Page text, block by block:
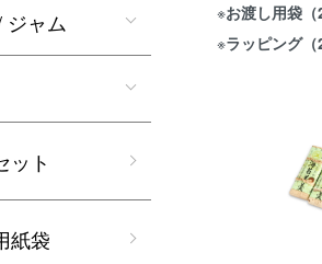
※お渡し用袋（
※ラッピング（
ジャム
ット
紙袋